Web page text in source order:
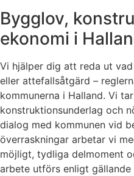
Bygglov,
ekonomi i
Vi hjälper dig att reda ut
eller attefallsåtgärd –
kommunerna i Halland. Vi
konstruktionsunderlag och
dialog med kommunen vid
överraskningar arbetar vi
möjligt, tydliga delmoment
arbete utförs enligt